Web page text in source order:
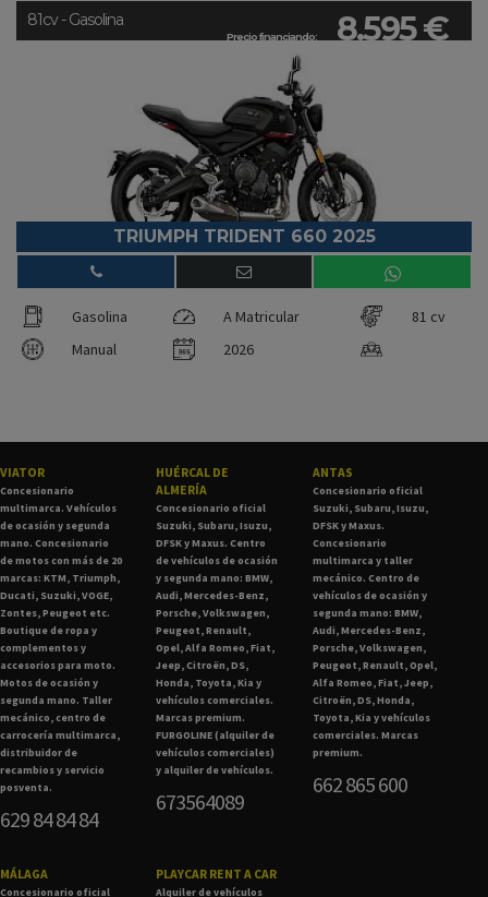
Precio financiando: 8.595 €
81cv - Gasolina
TRIUMPH TRIDENT 660 2025
Gasolina A Matricular
81 cv
Manual
2026
VIATOR
Concesionario
multimarca. Vehículos
de ocasión y segunda
mano. Concesionario
de motos con más de 20
marcas: KTM, Triumph,
Ducati, Suzuki, VOGE,
Zontes, Peugeot etc.
Boutique de ropa y
complementos y
accesorios para moto.
Motos de ocasión y
segunda mano. Taller
mecánico, centro de
carrocería multimarca,
distribuidor de
recambios y servicio
posventa.
629 84 84 84
HUÉRCAL DE
ALMERÍA
Concesionario oficial
Suzuki, Subaru, Isuzu,
DFSK y Maxus. Centro
de vehículos de ocasión
y segunda mano: BMW,
Audi, Mercedes-Benz,
Porsche, Volkswagen,
Peugeot, Renault,
Opel, Alfa Romeo, Fiat,
Jeep, Citroën, DS,
Honda, Toyota, Kia y
vehículos comerciales.
Marcas premium.
FURGOLINE (alquiler de
vehículos comerciales)
y alquiler de vehículos.
673564089
ANTAS
Concesionario oficial
Suzuki, Subaru, Isuzu,
DFSK y Maxus.
Concesionario
multimarca y taller
mecánico. Centro de
vehículos de ocasión y
segunda mano: BMW,
Audi, Mercedes-Benz,
Porsche, Volkswagen,
Peugeot, Renault, Opel,
Alfa Romeo, Fiat, Jeep,
Citroën, DS, Honda,
Toyota, Kia y vehículos
comerciales. Marcas
premium.
662 865 600
MÁLAGA
Concesionario oficial
PLAYCAR RENT A CAR
Alquiler de vehículos